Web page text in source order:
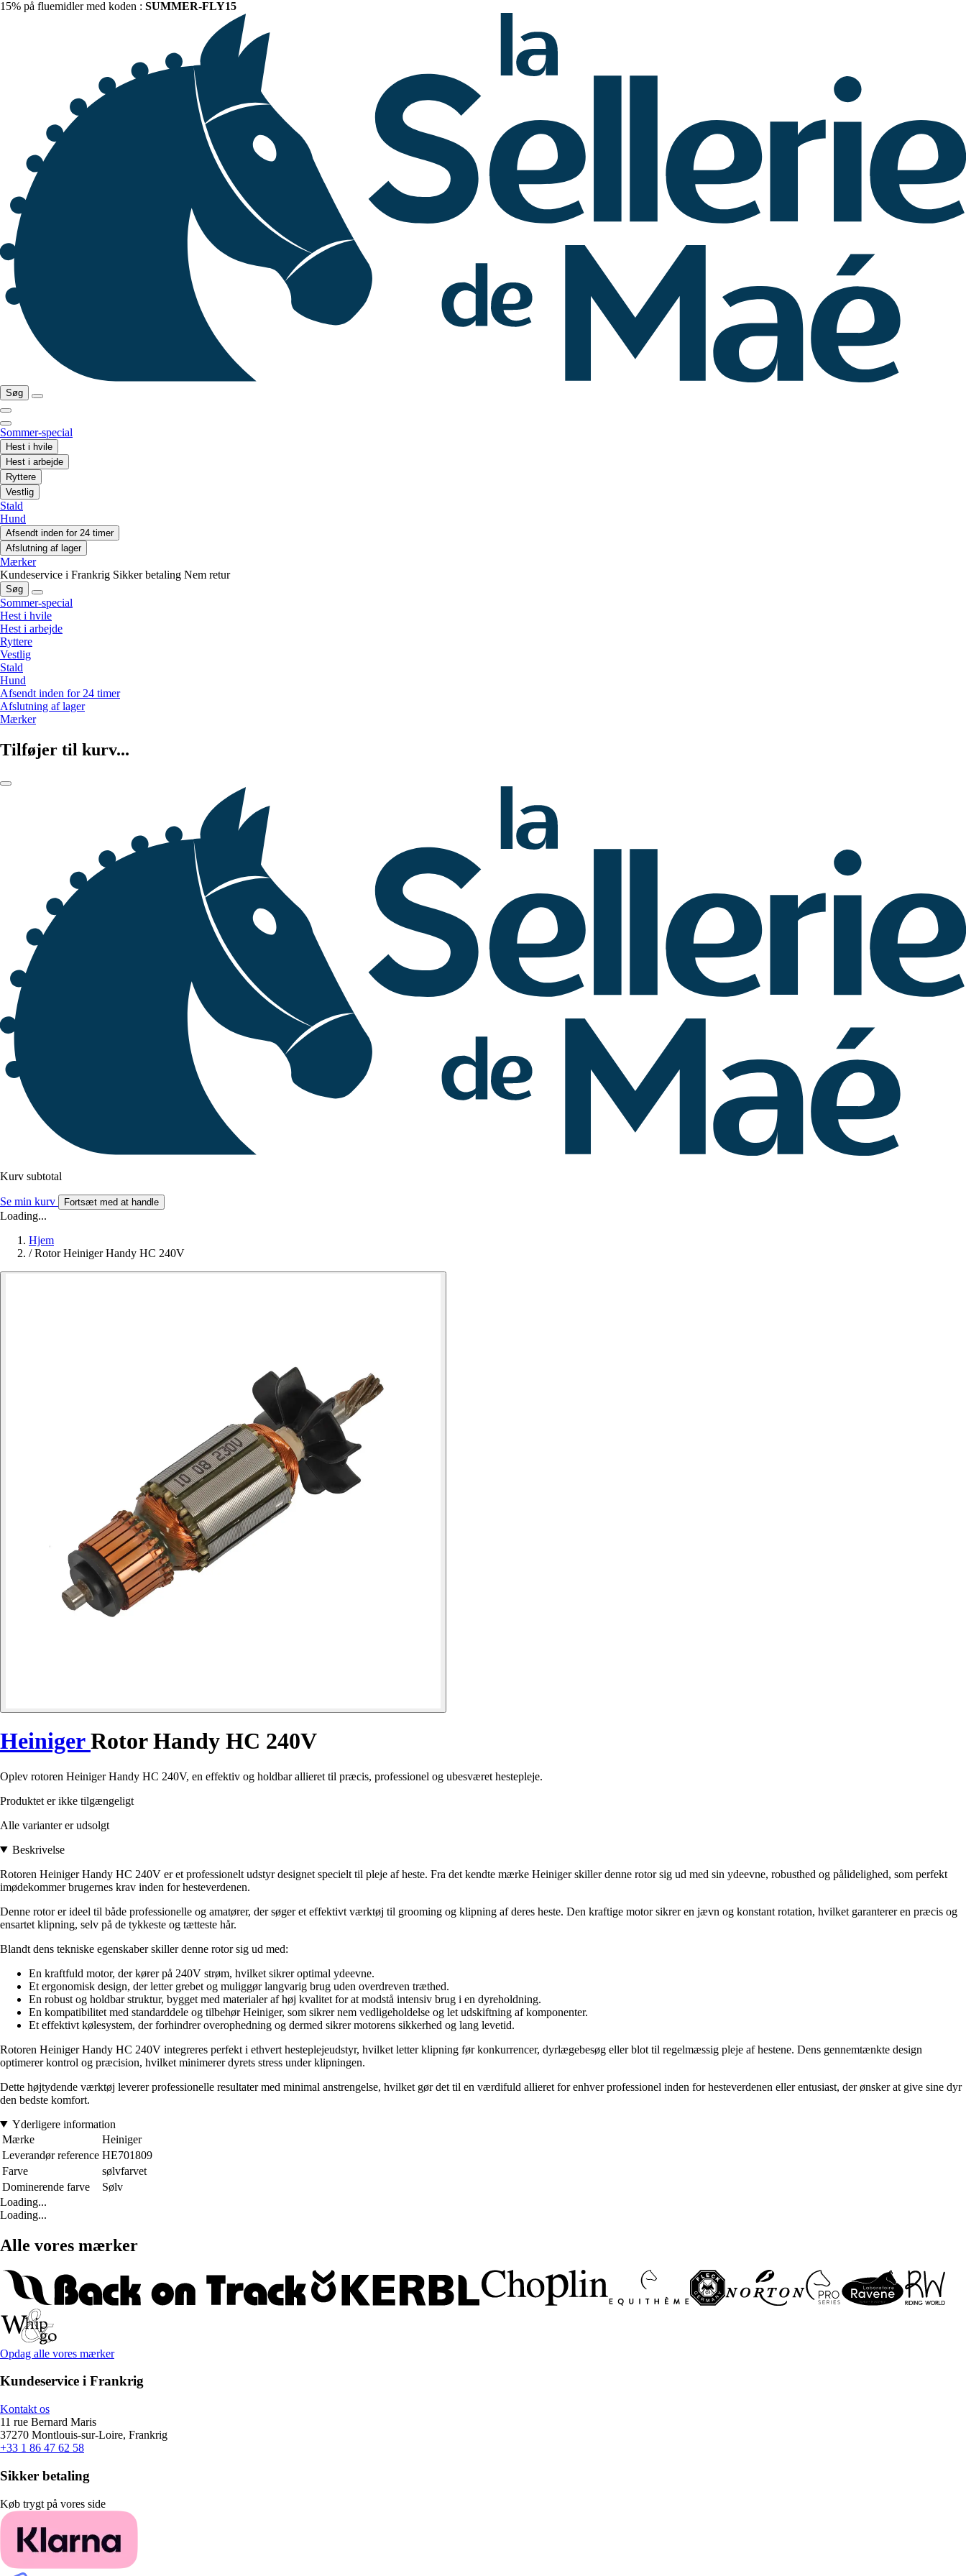
15% på fluemidler med koden : SUMMER-FLY15
Søg
Sommer-special
Hest i hvile
Hest i arbejde
Ryttere
Vestlig
Stald
Hund
Afsendt inden for 24 timer
Afslutning af lager
Mærker
Kundeservice i Frankrig Sikker betaling Nem retur
Søg
Sommer-special
Hest i hvile
Hest i arbejde
Ryttere
Vestlig
Stald
Hund
Afsendt inden for 24 timer
Afslutning af lager
Mærker
Tilføjer til kurv...
Kurv subtotal
Se min kurv Fortsæt med at handle
Loading...
Hjem
/ Rotor Heiniger Handy HC 240V
HeinigerRotor Handy HC 240V
Oplev rotoren Heiniger Handy HC 240V, en effektiv og holdbar allieret til præcis, professionel og ubesværet hestepleje.
Produktet er ikke tilgængeligt
Alle varianter er udsolgt
Beskrivelse
Rotoren Heiniger Handy HC 240V er et professionelt udstyr designet specielt til pleje af heste. Fra det kendte mærke Heiniger skiller denne rotor sig ud med sin ydeevne, robusthed og pålidelighed, som perfekt
imødekommer brugernes krav inden for hesteverdenen.
Denne rotor er ideel til både professionelle og amatører, der søger et effektivt værktøj til grooming og klipning af deres heste. Den kraftige motor sikrer en jævn og konstant rotation, hvilket garanterer en præcis og
ensartet klipning, selv på de tykkeste og tætteste hår.
Blandt dens tekniske egenskaber skiller denne rotor sig ud med:
En kraftfuld motor, der kører på 240V strøm, hvilket sikrer optimal ydeevne.
Et ergonomisk design, der letter grebet og muliggør langvarig brug uden overdreven træthed.
En robust og holdbar struktur, bygget med materialer af høj kvalitet for at modstå intensiv brug i en dyreholdning.
En kompatibilitet med standarddele og tilbehør Heiniger, som sikrer nem vedligeholdelse og let udskiftning af komponenter.
Et effektivt kølesystem, der forhindrer overophedning og dermed sikrer motorens sikkerhed og lang levetid.
Rotoren Heiniger Handy HC 240V integreres perfekt i ethvert hesteplejeudstyr, hvilket letter klipning før konkurrencer, dyrlægebesøg eller blot til regelmæssig pleje af hestene. Dens gennemtænkte design
optimerer kontrol og præcision, hvilket minimerer dyrets stress under klipningen.
Dette højtydende værktøj leverer professionelle resultater med minimal anstrengelse, hvilket gør det til en værdifuld allieret for enhver professionel inden for hesteverdenen eller entusiast, der ønsker at give sine dyr
den bedste komfort.
Yderligere information
Mærke
Heiniger
Leverandør reference HE701809
Farve
sølvfarvet
Dominerende farve
Sølv
Loading...
Loading...
Alle vores mærker
Opdag alle vores mærker
Kundeservice i Frankrig
Kontakt os
11 rue Bernard Maris
37270 Montlouis-sur-Loire, Frankrig
+33 1 86 47 62 58
Sikker betaling
Køb trygt på vores side